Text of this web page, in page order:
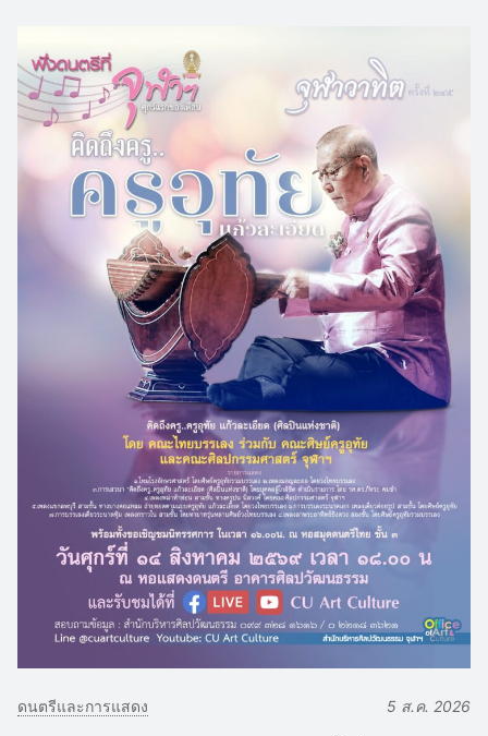
ดนตรีและการแสดง 5 ส.ค. 2026